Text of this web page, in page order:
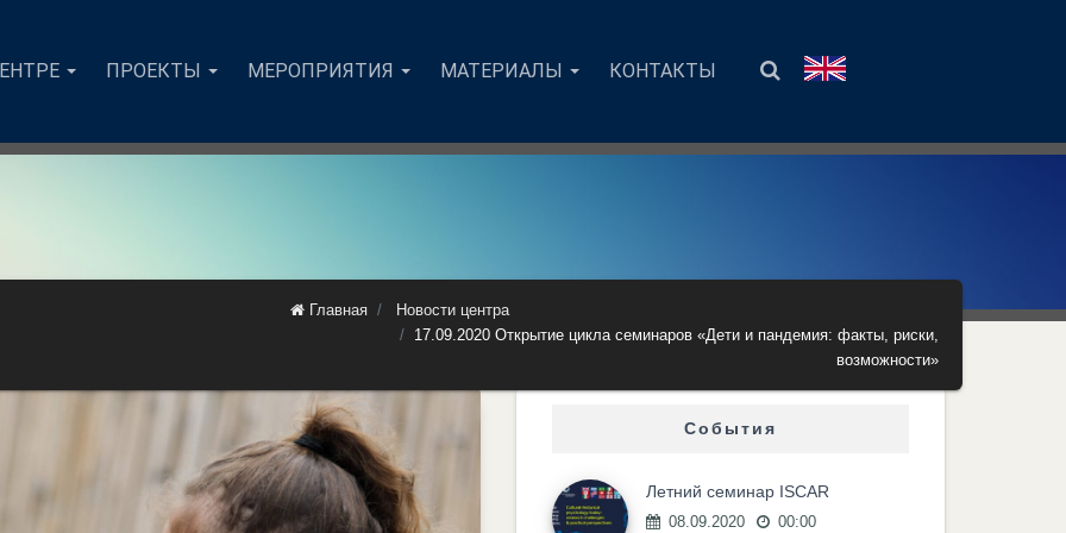
ПРОЕКТЫ МЕРОПРИЯТИЯ МАТЕРИАЛЫ КОНТАКТЫ
Главная
Новости центра
17.09.2020 Открытие цикла семинаров «Дети и пандемия: факты, риски,
возможности»
События
Летний семинар ISCAR
08.09.2020 00:00